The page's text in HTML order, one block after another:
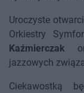
Uroczyste
Orkiestry
Kaźmierczak
jazzowych
Ciekawostką